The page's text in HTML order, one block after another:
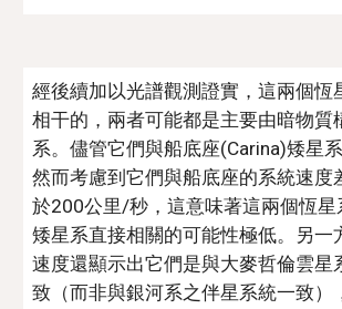
經後續加以光譜觀測證實，這兩個恆
相干的，兩者可能都是主要由暗物質
系。儘管它們與船底座(Carina)矮星
然而考慮到它們與船底座的系統速度
於200公里/秒，這意味著這兩個恆星
矮星系直接相關的可能性極低。另一
速度還顯示出它們是與大麥哲倫雲星
致（而非與銀河系之伴星系統一致）